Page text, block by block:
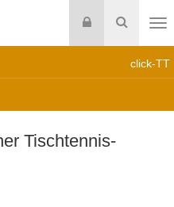
Suche
Login
click-TT
Tischtennis-